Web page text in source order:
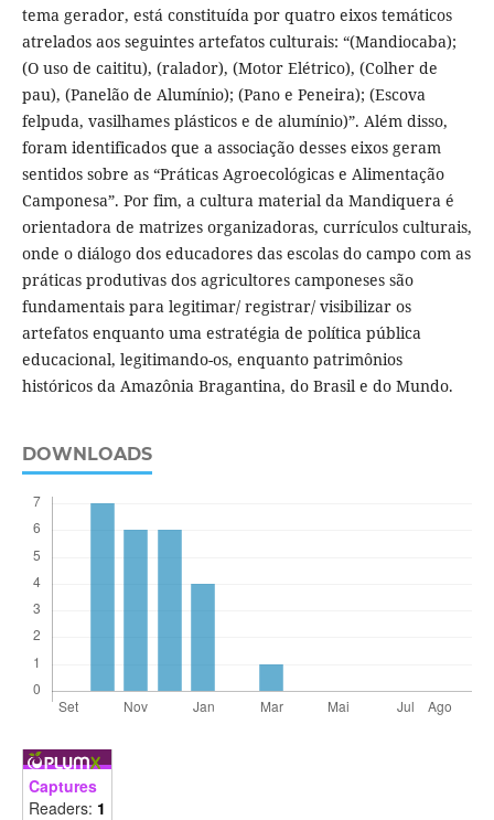
tema gerador, está constituída por quatro eixos temáticos
atrelados aos seguintes artefatos culturais: “(Mandiocaba);
(O uso de caititu), (ralador), (Motor Elétrico), (Colher de
pau), (Panelão de Alumínio); (Pano e Peneira); (Escova
felpuda, vasilhames plásticos e de alumínio)”. Além disso,
foram identificados que a associação desses eixos geram
sentidos sobre as “Práticas Agroecológicas e Alimentação
Camponesa”. Por fim, a cultura material da Mandiquera é
orientadora de matrizes organizadoras, currículos culturais,
onde o diálogo dos educadores das escolas do campo com as
práticas produtivas dos agricultores camponeses são
fundamentais para legitimar/ registrar/ visibilizar os
artefatos enquanto uma estratégia de política pública
educacional, legitimando-os, enquanto patrimônios
históricos da Amazônia Bragantina, do Brasil e do Mundo.
DOWNLOADS
Captures
Readers: 1